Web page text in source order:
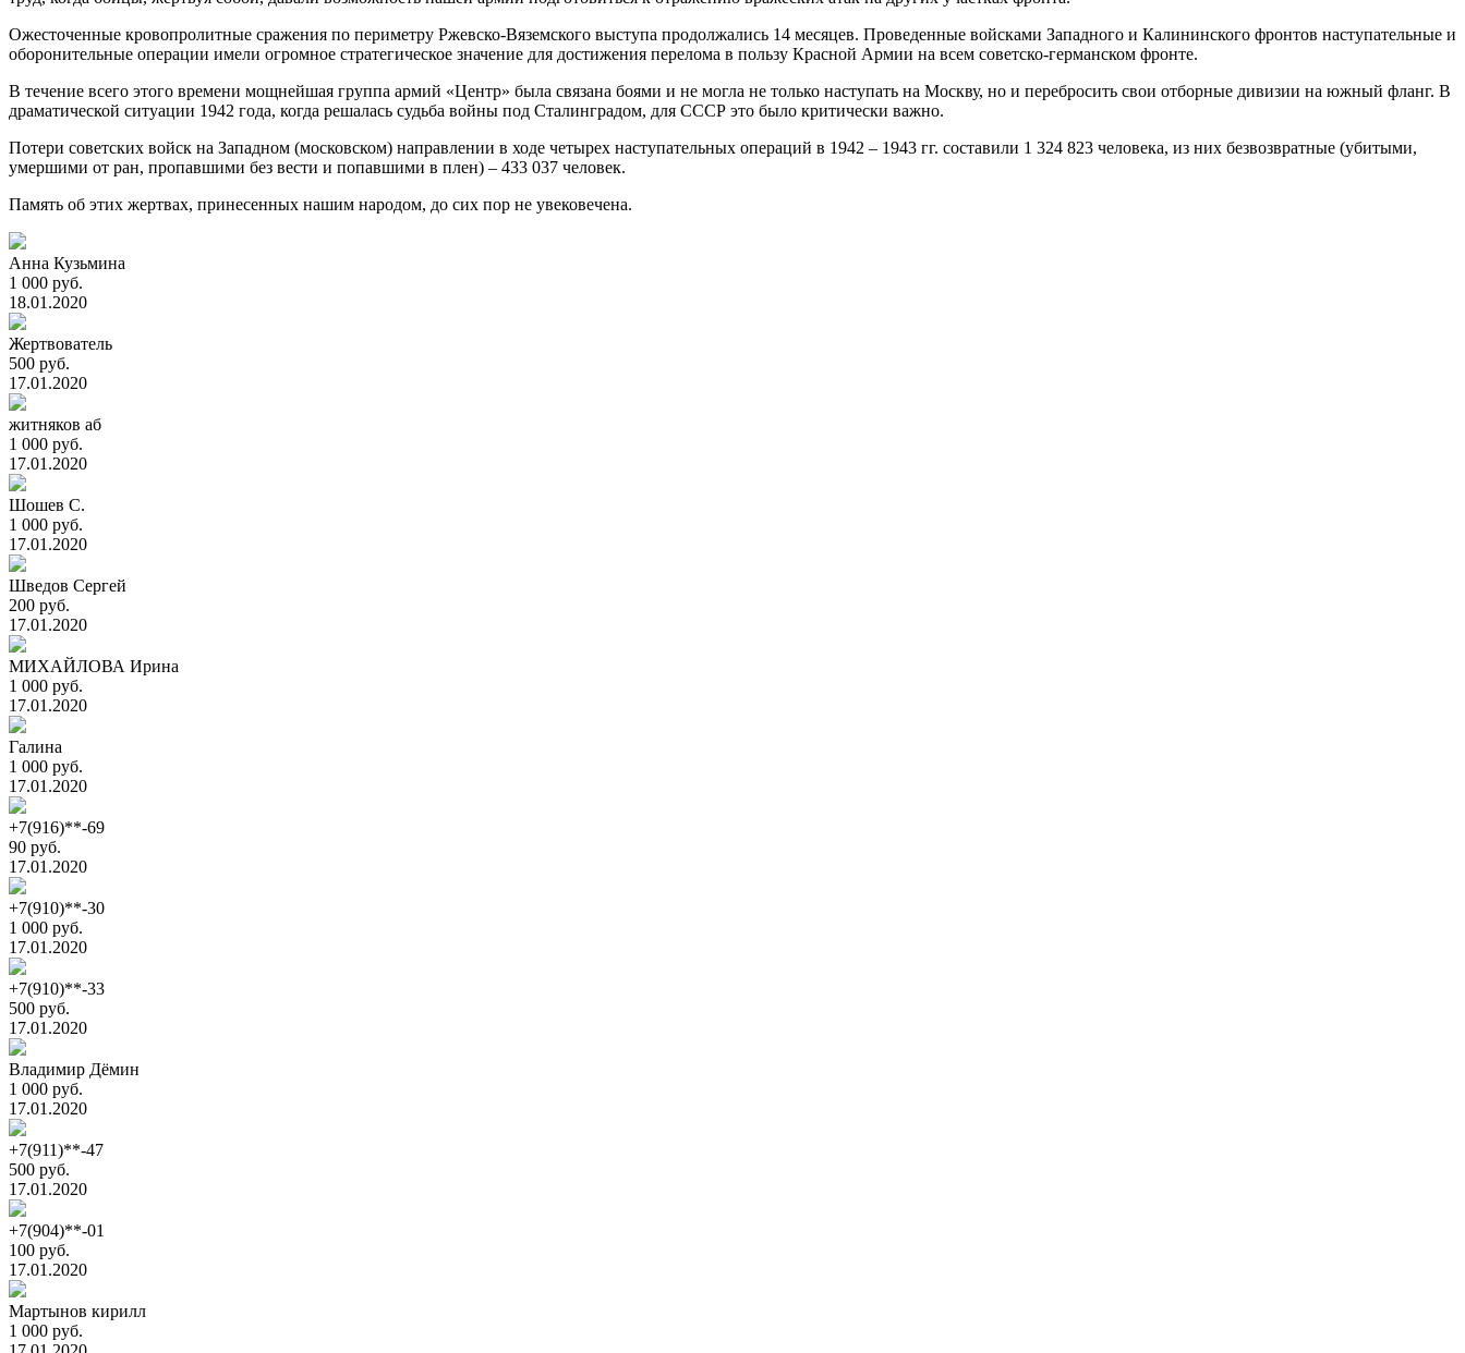
Ожесточенные кровопролитные сражения по периметру Ржевско-Вяземского выступа продолжались 14 месяцев. Проведенные войсками Западного и Калининского фронтов наступательные и
оборонительные операции имели огромное стратегическое значение для достижения перелома в пользу Красной Армии на всем советско-германском фронте.
В течение всего этого времени мощнейшая группа армий «Центр» была связана боями и не могла не только наступать на Москву, но и перебросить свои отборные дивизии на южный фланг. В
драматической ситуации 1942 года, когда решалась судьба войны под Сталинградом, для СССР это было критически важно.
Потери советских войск на Западном (московском) направлении в ходе четырех наступательных операций в 1942 – 1943 гг. составили 1 324 823 человека, из них безвозвратные (убитыми,
умершими от ран, пропавшими без вести и попавшими в плен) – 433 037 человек.
Память об этих жертвах, принесенных нашим народом, до сих пор не увековечена.
Анна Кузьмина
1 000 руб.
18.01.2020
Жертвователь
500 руб.
17.01.2020
житняков аб
1 000 руб.
17.01.2020
Шошев С.
1 000 руб.
17.01.2020
Шведов Сергей
200 руб.
17.01.2020
МИХАЙЛОВА Ирина
1 000 руб.
17.01.2020
Галина
1 000 руб.
17.01.2020
+7(916)**-69
90 руб.
17.01.2020
+7(910)**-30
1 000 руб.
17.01.2020
+7(910)**-33
500 руб.
17.01.2020
Владимир Дёмин
1 000 руб.
17.01.2020
+7(911)**-47
500 руб.
17.01.2020
+7(904)**-01
100 руб.
17.01.2020
Мартынов кирилл
1 000 руб.